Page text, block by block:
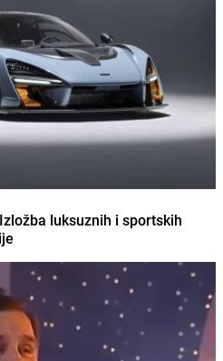
luksuznih i sportskih